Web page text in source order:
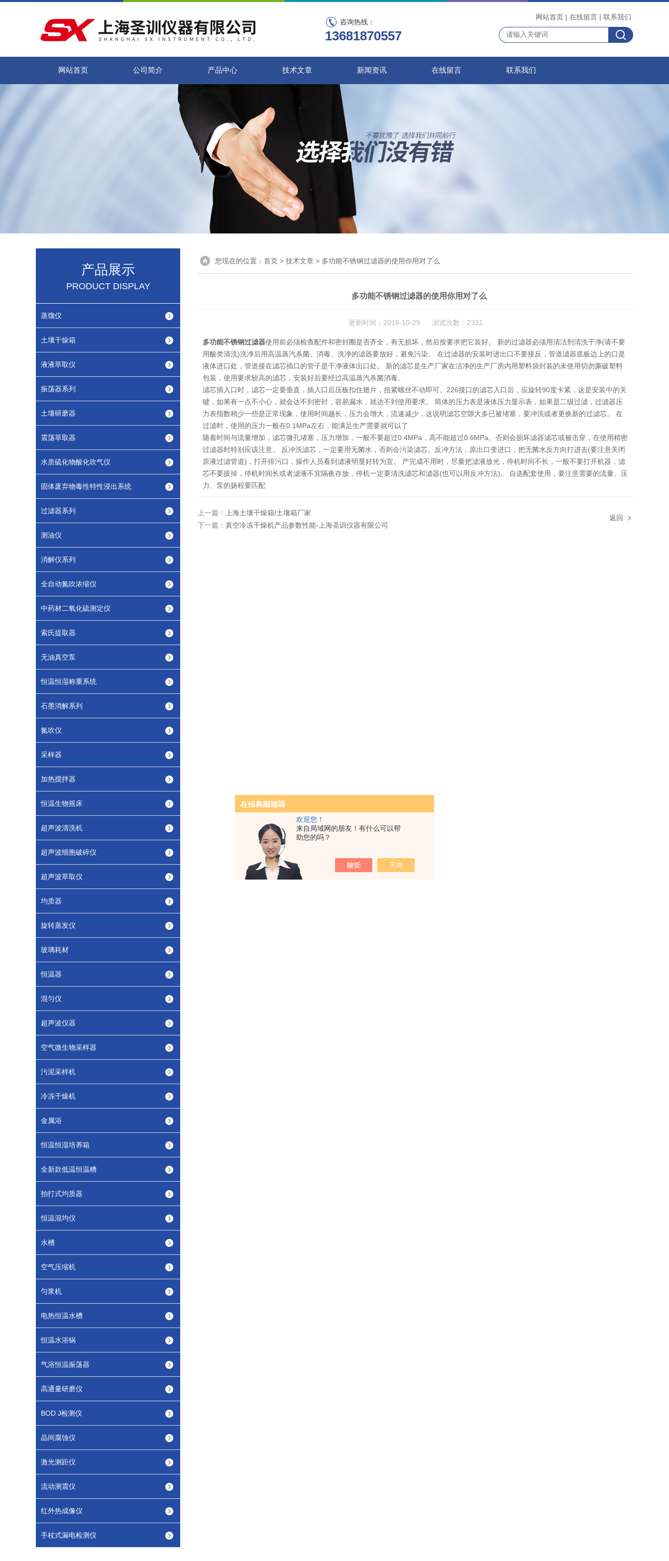
欢迎您！
来自局域网的朋友！有什么可以帮
助您的吗？
咨询热线：
13681870557
网站首页 | 在线留言 | 联系我们
网站首页 公司简介 产品中心 技术文章 新闻资讯 在线留言 联系我们
产品展示
PRODUCT DISPLAY
蒸馏仪
土壤干燥箱
液液萃取仪
振荡器系列
土壤研磨器
震荡萃取器
水质硫化物酸化吹气仪
固体废弃物毒性特性浸出系统
过滤器系列
测油仪
消解仪系列
全自动氮吹浓缩仪
中药材二氧化硫测定仪
索氏提取器
无油真空泵
恒温恒湿称重系统
石墨消解系列
氮吹仪
采样器
加热搅拌器
恒温生物摇床
超声波清洗机
超声波细胞破碎仪
超声波萃取仪
均质器
旋转蒸发仪
玻璃耗材
恒温器
混匀仪
超声波仪器
空气微生物采样器
污泥采样机
冷冻干燥机
金属浴
恒温恒湿培养箱
全新款低温恒温糟
拍打式均质器
恒温混均仪
水槽
空气压缩机
匀浆机
电热恒温水槽
恒温水浴锅
气浴恒温振荡器
高通量研磨仪
BOD J检测仪
晶间腐蚀仪
激光测距仪
流动测震仪
红外热成像仪
手杖式漏电检测仪
您现在的位置： 首页 > 技术文章 > 多功能不锈钢过滤器的使用你用对了么
多功能不锈钢过滤器的使用你用对了么
更新时间：2018-10-29 浏览次数：2331
多功能不锈钢过滤器使用前必须检查配件和密封圈是否齐全，有无损坏，然后按要求把它装好。 新的过滤器必须用清洁剂清洗干净(请不要
用酸类清洗)洗净后用高温蒸汽杀菌、消毒、洗净的滤器要放好，避免污染。 在过滤器的安装时进出口不要接反，管道滤器底板边上的口是
液体进口处，管道接在滤芯插口的管子是干净液体出口处。 新的滤芯是生产厂家在洁净的生产厂房内用塑料袋封装的未使用切勿撕破塑料
包装，使用要求较高的滤芯，安装好后要经过高温蒸汽杀菌消毒。
滤芯插入口时，滤芯一定要垂直，插入口后压板扣住翅片，扭紧螺丝不动即可。226接口的滤芯入口后，应旋转90度卡紧，这是安装中的关
键，如果有一点不小心，就会达不到密封，容易漏水，就达不到使用要求。 筒体的压力表是液体压力显示表，如果是二级过滤，过滤器压
力表指数稍少一些是正常现象，使用时间越长，压力会增大，流速减少，这说明滤芯空隙大多已被堵塞，要冲洗或者更换新的过滤芯。 在
过滤时，使用的压力一般在0.1MPa左右，能满足生产需要就可以了
随着时间与流量增加，滤芯微孔堵塞，压力增加，一般不要超过0.4MPa，高不能超过0.6MPa。否则会损坏滤器滤芯或被击穿，在使用精密
过滤器时特别应该注意。 反冲洗滤芯，一定要用无菌水，否则会污染滤芯。反冲方法，原出口变进口，把无菌水反方向打进去(要注意关闭
原液过滤管道)，打开排污口，操作人员看到滤液明显好转为宜。 产完成不用时，尽量把滤液放光，停机时间不长，一般不要打开机器，滤
芯不要拔掉，停机时间长或者滤液不宜隔夜存放，停机一定要清洗滤芯和滤器(也可以用反冲方法)。 自选配套使用，要注意需要的流量、压
力、泵的扬程要匹配
上一篇：
上海土壤干燥箱/土壤箱厂家
下一篇： 真空冷冻干燥机产品参数性能-上海圣训仪器有限公司
返回